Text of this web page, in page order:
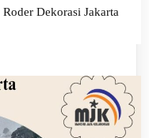
Dekorasi Jakarta